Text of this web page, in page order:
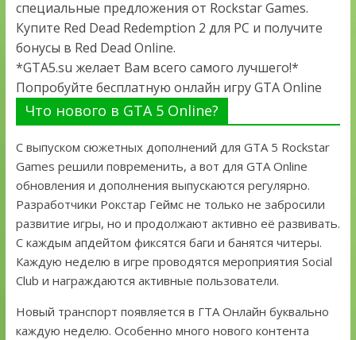
специальные предложения от Rockstar Games.
Купите Red Dead Redemption 2 для PC и получите
бонусы в Red Dead Online.
*GTA5.su желает Вам всего самого лучшего!*
Попробуйте бесплатную онлайн игру GTA Online
Что нового в GTA 5 Online?
С выпуском сюжетных дополнений для GTA 5 Rockstar
Games решили повременить, а вот для GTA Online
обновления и дополнения выпускаются регулярно.
Разработчики Рокстар Геймс не только не забросили
развитие игры, но и продолжают активно её развивать.
С каждым апдейтом фиксятся баги и банятся читеры.
Каждую неделю в игре проводятся мероприятия Social
Club и награждаются активные пользователи.
Новый транспорт появляется в ГТА Онлайн буквально
каждую неделю. Особенно много нового контента